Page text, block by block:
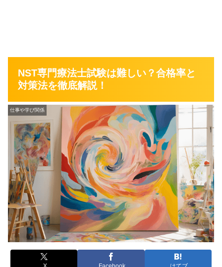
NST専門療法士試験は難しい？合格率と
対策法を徹底解説！
仕事や学び関係